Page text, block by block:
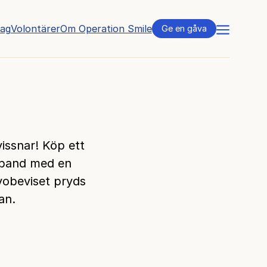
VolontärerOm Operation Smile Ge en gåva
Köp ett
med en
pryds